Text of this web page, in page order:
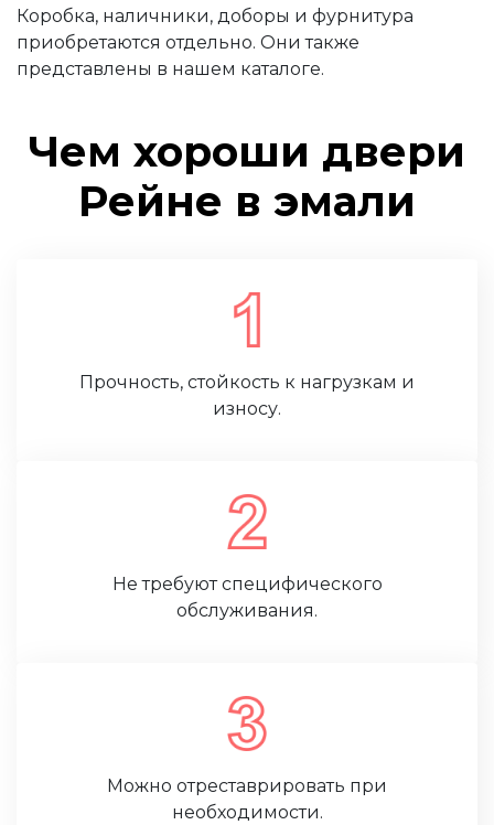
Коробка, наличники, доборы и фурнитура
приобретаются отдельно. Они также
представлены в нашем каталоге.
Чем хороши двери
Рейне в эмали
Прочность, стойкость к нагрузкам и
износу.
Не требуют специфического
обслуживания.
Можно отреставрировать при
необходимости.